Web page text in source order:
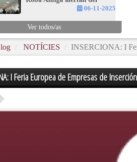
riesgo de colapso del sistema
Cataluña
06-11-2025
Ver todos/as
NOTÍCIES INSERCIONA: I
I Feria Europea de Empresas de Inserción